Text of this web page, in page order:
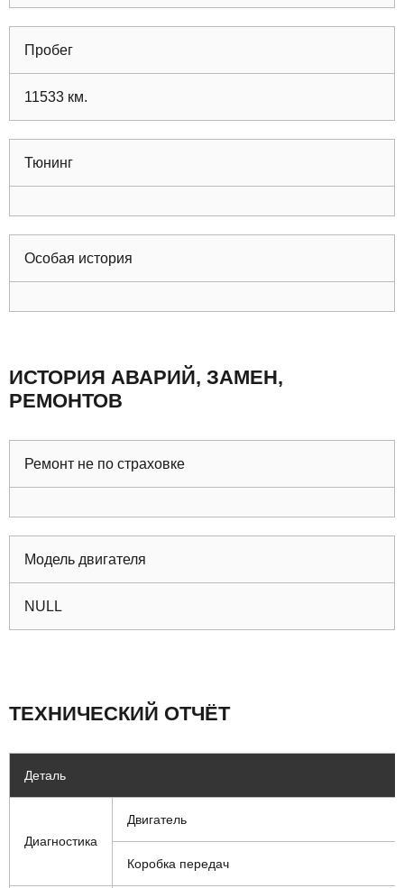
Пробег
11533 км.
Тюнинг
Особая история
ИСТОРИЯ АВАРИЙ, ЗАМЕН,
РЕМОНТОВ
Ремонт не по страховке
Модель двигателя
NULL
ТЕХНИЧЕСКИЙ ОТЧЁТ
Деталь
Диагностика
Двигатель
Коробка передач